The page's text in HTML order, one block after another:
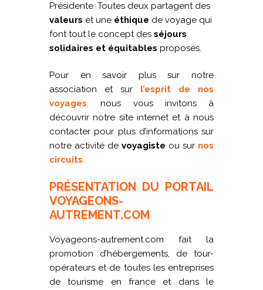
Présidente. Toutes deux partagent des
valeurs et une éthique de voyage qui
font tout le concept des séjours
solidaires et équitables proposés.
Pour en savoir plus sur notre
association et sur
l’esprit de nos
voyages, nous vous invitons à
découvrir notre site internet et à nous
contacter pour plus d’informations sur
notre activité de voyagiste ou sur nos
circuits.
PRÉSENTATION DU PORTAIL
VOYAGEONS-
AUTREMENT.COM
Voyageons-autrement.com fait la
promotion d’hébergements, de tour-
opérateurs et de toutes les entreprises
de tourisme en france et dans le